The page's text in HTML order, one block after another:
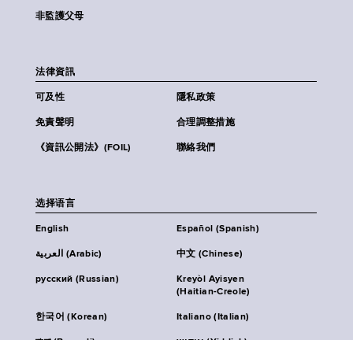
非監護父母
法律資訊
可及性 隱私政策
免責聲明 合理調整措施
《資訊公開法》(FOIL) 聯絡我們
选择语言
English Español (Spanish)
العربية (Arabic) 中文 (Chinese)
русский (Russian)
Kreyòl Ayisyen
(Haitian-Creole)
한국어 (Korean) Italiano (Italian)